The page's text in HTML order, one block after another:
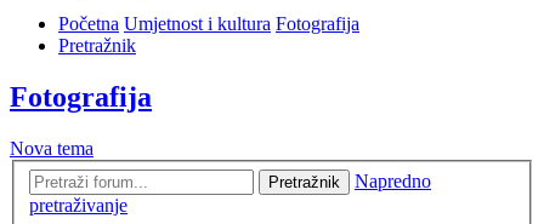
Početna Umjetnost i kultura Fotografija
Pretražnik
Fotografija
Nova tema
Pretražnik
Napredno
pretraživanje